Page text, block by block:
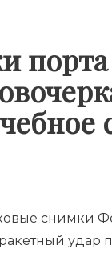
снимки
удар